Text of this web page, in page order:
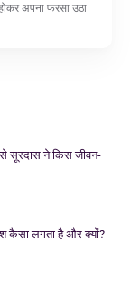
अपना फरसा उठा
सूरदास ने किस जीवन-
कैसा लगता है और क्यों?